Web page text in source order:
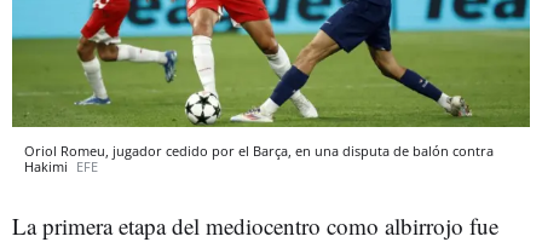
Oriol Romeu, jugador cedido por el Barça, en una disputa de balón contra
Hakimi EFE
La primera etapa del mediocentro como albirrojo fue